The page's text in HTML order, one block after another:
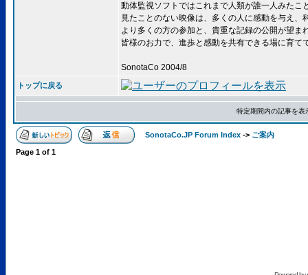
動体監視ソフトではこれまで人類が誰一人みた
見たことのない映像は、多くの人に感動を与え
より多くの方の参加と、貴重な記録の公開が望ま
皆様のお力で、進歩と感動を共有できる場に育て
SonotaCo 2004/8
トップに戻る
特定期間内の記事を
SonotaCo.JP Forum Index -> ご案内
Page 1 of 1